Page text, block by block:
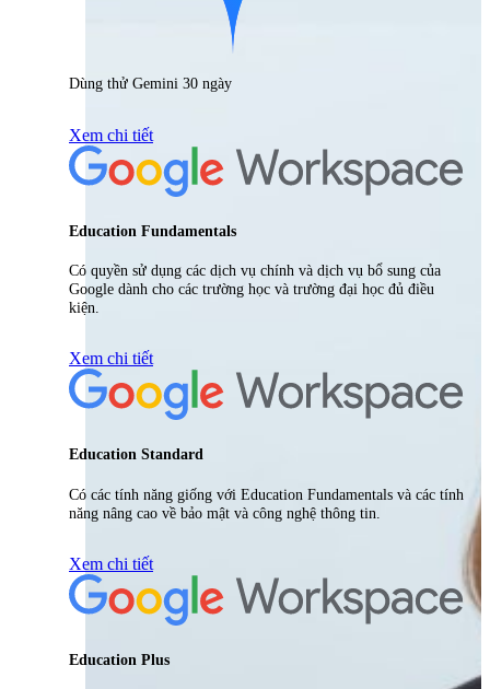
Dùng thử Gemini 30 ngày
Xem chi tiết
Education Fundamentals
Có quyền sử dụng các dịch vụ chính và dịch vụ bổ sung của
Google dành cho các trường học và trường đại học đủ điều
kiện.
Xem chi tiết
Education Standard
Có các tính năng giống với Education Fundamentals và các tính
năng nâng cao về bảo mật và công nghệ thông tin.
Xem chi tiết
Education Plus